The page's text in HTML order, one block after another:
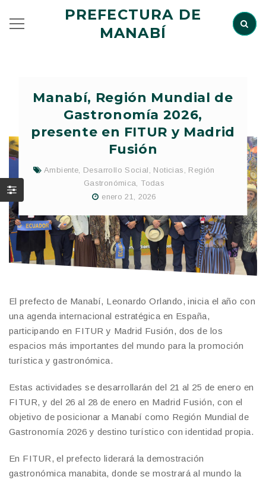
PREFECTURA DE
MANABÍ
Manabí, Región Mundial de
Gastronomía 2026,
presente en FITUR y Madrid
Fusión
Ambiente, Desarrollo Social , Noticias , Región
Gastronómica, Todas
enero 21, 2026
El prefecto de Manabí, Leonardo Orlando, inicia el año con
una agenda internacional estratégica en España,
participando en FITUR y Madrid Fusión, dos de los
espacios más importantes del mundo para la promoción
turística y gastronómica.
Estas actividades se desarrollarán del 21 al 25 de enero en
FITUR, y del 26 al 28 de enero en Madrid Fusión, con el
objetivo de posicionar a Manabí como Región Mundial de
Gastronomía 2026 y destino turístico con identidad propia.
En FITUR, el prefecto liderará la demostración
gastronómica manabita, donde se mostrará al mundo la